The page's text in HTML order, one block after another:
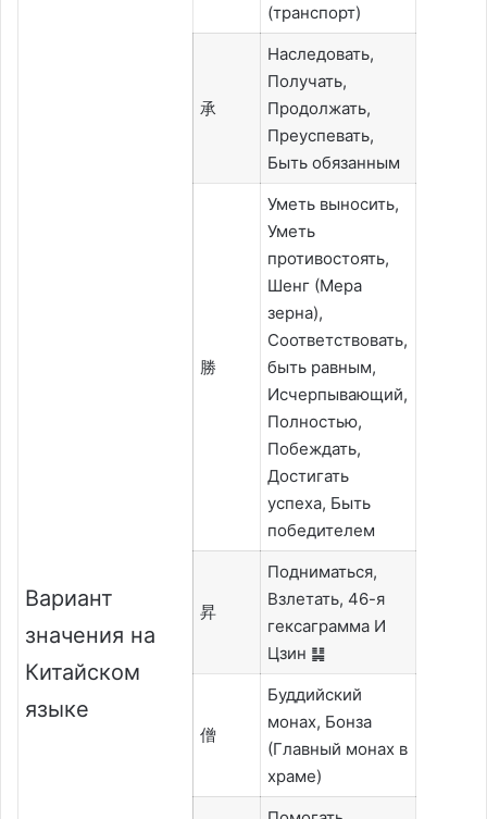
Вариант
значения на
Китайском
языке
(транспорт)
承
Наследовать,
Получать,
Продолжать,
Преуспевать,
Быть обязанным
勝
Уметь выносить,
Уметь
противостоять,
Шенг (Мера
зерна),
Соответствовать,
быть равным,
Исчерпывающий,
Полностью,
Побеждать,
Достигать
успеха, Быть
победителем
昇
Подниматься,
Взлетать, 46-я
гексаграмма И
Цзин ䷭
僧
Буддийский
монах, Бонза
(Главный монах в
храме)